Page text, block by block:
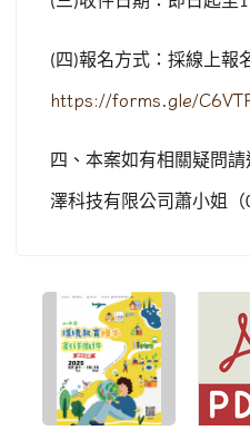
(四)報名方式：採線上報
https://forms.gle/
四、本案如有相關疑問
澤科技有限公司蕭小姐（